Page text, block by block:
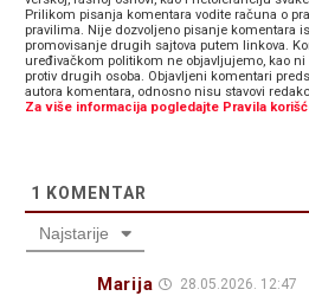
Prilikom pisanja komentara vodite računa o
pravilima. Nije dozvoljeno pisanje komentara
promovisanje drugih sajtova putem linkova.
uređivačkom politikom ne objavljujemo, kao
protiv drugih osoba. Objavljeni komentari
autora komentara, odnosno nisu stavovi
Za više informacija pogledajte Pravila
1 KOMENTAR
Najstarije
Marija 28.05.2026. 12:47